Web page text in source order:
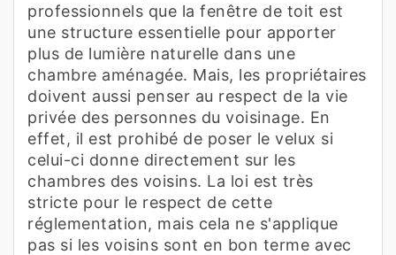
professionnels que la fenêtre de toit est
une structure essentielle pour apporter
plus de lumière naturelle dans une
chambre aménagée. Mais, les propriétaires
doivent aussi penser au respect de la vie
privée des personnes du voisinage. En
effet, il est prohibé de poser le velux si
celui-ci donne directement sur les
chambres des voisins. La loi est très
stricte pour le respect de cette
réglementation, mais cela ne s'applique
pas si les voisins sont en bon terme avec